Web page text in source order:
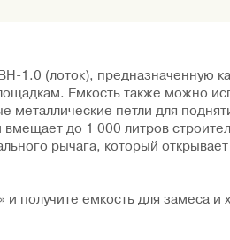
1.0 (лоток), предназначенную
Емкость также можно
петли для
до 1 000 литров
рычага, который
получите емкость для замеса и